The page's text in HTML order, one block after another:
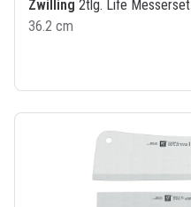
Zwilling 2tlg. Life Messerset
36.2 cm